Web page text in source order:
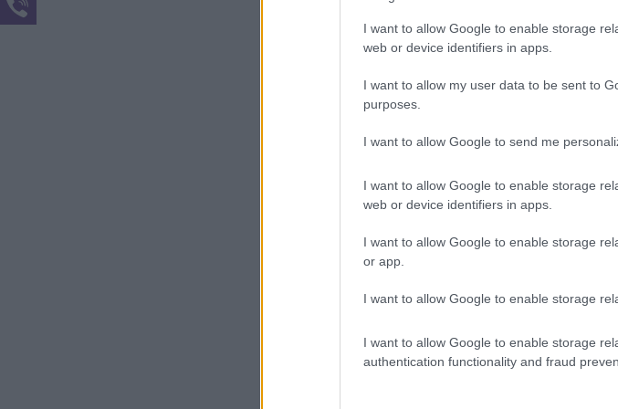
I want to allow Google to enable storage
web or device identifiers in apps.
I want to allow my user data to be sent to
purposes.
I want to allow Google to send me
I want to allow Google to enable storage
web or device identifiers in apps.
I want to allow Google to enable storage
or app.
I want to allow Google to enable storage
I want to allow Google to enable storage
authentication functionality and fraud
Ha inkább tengerparti lazításra
partmenti negyedek hoteljei a
csomaggal, és azt is, hogy milyen
További utazási inspirációra vágysz?
Hogyan lehet
utat?Fedezd fel, hogyan
várost keresel, ahol egyszerre
egy helyen intézhető, időt és pénzt
Ha már most kedvet kaptál, nézd meg